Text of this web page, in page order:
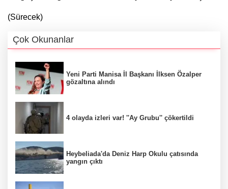
(Sürecek)
Çok Okunanlar
Yeni Parti Manisa İl Başkanı İlksen Özalper
gözaltına alındı
4 olayda izleri var! ''Ay Grubu'' çökertildi
Heybeliada'da Deniz Harp Okulu çatısında
yangın çıktı